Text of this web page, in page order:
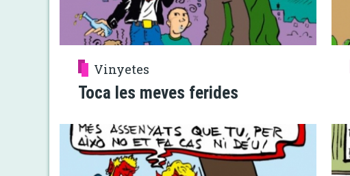
Vinyetes
Toca les meves ferides